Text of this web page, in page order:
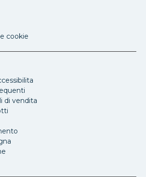
cookie
di vendita